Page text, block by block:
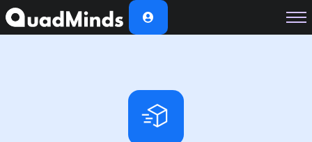
Soluciones